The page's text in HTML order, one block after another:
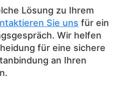
Lösung zu Ihrem
Sie uns für ein
Wir helfen
für eine sichere
an Ihren